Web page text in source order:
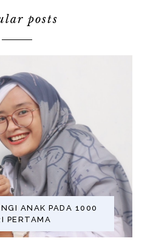
posts
ANAK PADA 1000
PERTAMA